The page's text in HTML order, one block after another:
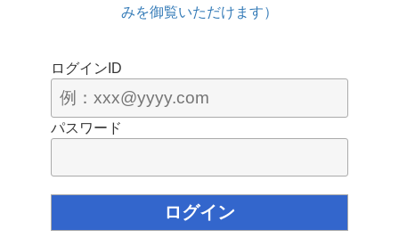
みを御覧いただけます）
ログインID
パスワード